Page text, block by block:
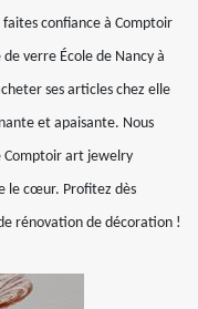
confiance à Comptoir
verre École de Nancy à
ses articles chez elle
et apaisante. Nous
Comptoir art jewelry
le cœur. Profitez dès
rénovation de décoration !